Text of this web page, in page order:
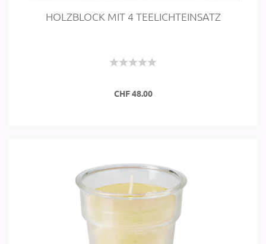
HOLZ­BLOCK MIT 4 TEE­LICHT­EIN­SATZ
CHF 48.00